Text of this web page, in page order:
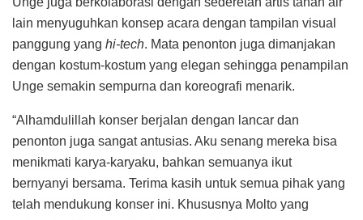
lain menyuguhkan konsep acara dengan tampilan visual
panggung yang hi-tech. Mata penonton juga dimanjakan
dengan kostum-kostum yang elegan sehingga penampilan
Unge semakin sempurna dan koreografi menarik.
“Alhamdulillah konser berjalan dengan lancar dan
penonton juga sangat antusias. Aku senang mereka bisa
menikmati karya-karyaku, bahkan semuanya ikut
bernyanyi bersama. Terima kasih untuk semua pihak yang
telah mendukung konser ini. Khususnya Molto yang